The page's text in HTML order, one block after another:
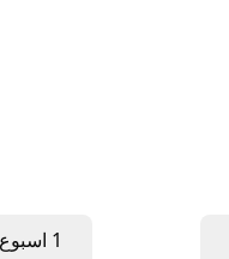
1 اسبوع